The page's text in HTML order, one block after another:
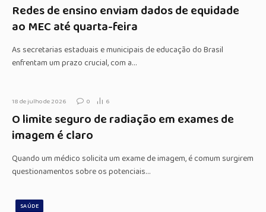
Redes de ensino enviam dados de equidade
ao MEC até quarta-feira
As secretarias estaduais e municipais de educação do Brasil
enfrentam um prazo crucial, com a…
18 de julho de 2026 0 6
O limite seguro de radiação em exames de
imagem é claro
Quando um médico solicita um exame de imagem, é comum surgirem
questionamentos sobre os potenciais…
SAÚDE